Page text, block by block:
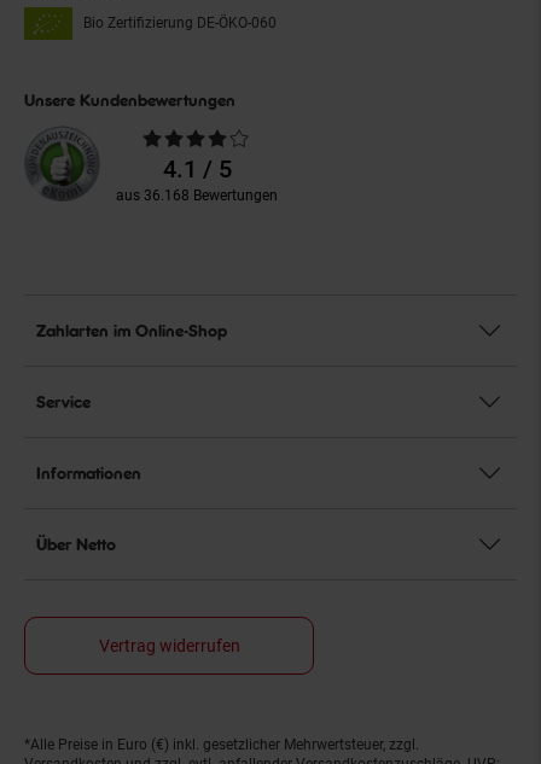
Bio Zertifizierung DE-ÖKO-060
Unsere Kundenbewertungen
Durchschnittliche
Bewertungen4.1 / 5
aus 36.168 Bewertungen
Zahlarten im Online-Shop
Service
Informationen
Über Netto
Vertrag widerrufen
Fußnoten
*Alle Preise in Euro (€) inkl. gesetzlicher Mehrwertsteuer, zzgl.